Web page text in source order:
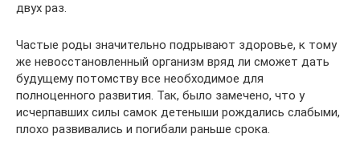
двух раз.
Частые роды значительно подрывают здоровье, к тому
же невосстановленный организм вряд ли сможет дать
будущему потомству все необходимое для
полноценного развития. Так, было замечено, что у
исчерпавших силы самок детеныши рождались слабыми,
плохо развивались и погибали раньше срока.